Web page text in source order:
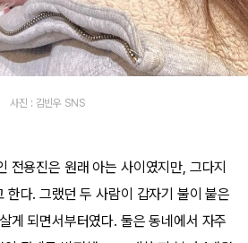
사진 : 김빈우 SNS
전용진은 원래 아는 사이였지만, 그다지
한다. 그랬던 두 사람이 갑자기 불이 붙은
게 되면서부터였다. 둘은 동네에서 자주